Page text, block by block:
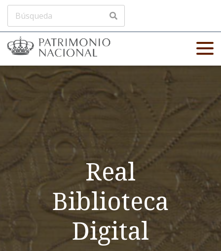
Real
Biblioteca
Digital